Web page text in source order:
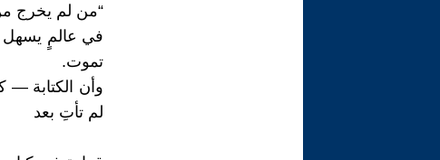
“من لم يخرج
في عالمٍ يسهل
تموت.
وأن الكتابة —
لم تأتِ بعد